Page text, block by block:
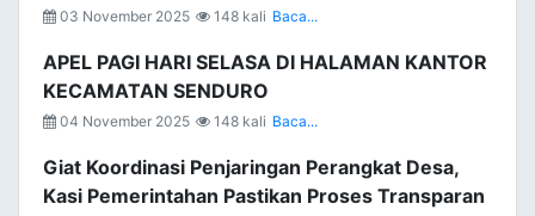
03 November 2025 148 kali Baca...
APEL PAGI HARI SELASA DI HALAMAN KANTOR
KECAMATAN SENDURO
04 November 2025 148 kali Baca...
Giat Koordinasi Penjaringan Perangkat Desa,
Kasi Pemerintahan Pastikan Proses Transparan